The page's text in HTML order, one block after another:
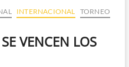
INTERNACIONAL TORNEO
VENCEN LOS